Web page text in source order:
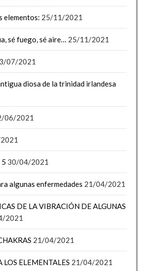
elementos: 25/11/2021
sé fuego, sé aire… 25/11/2021
07/2021
diosa de la trinidad irlandesa
06/2021
5 30/04/2021
algunas enfermedades 21/04/2021
DE LA VIBRACIÓN DE ALGUNAS
2021
21/04/2021
ELEMENTALES 21/04/2021